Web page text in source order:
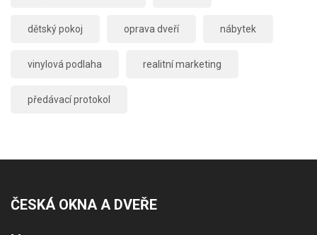
dětský pokoj oprava dveří nábytek
vinylová podlaha realitní marketing
předávací protokol
ČESKÁ OKNA A DVEŘE